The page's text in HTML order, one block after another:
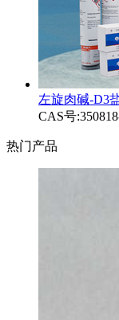
左旋肉碱-D3
CAS号
热门产品